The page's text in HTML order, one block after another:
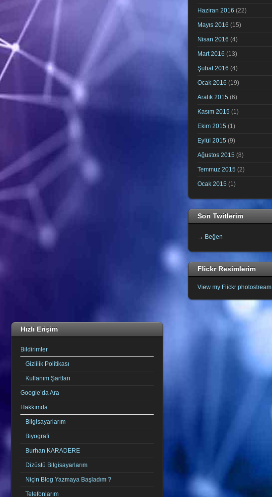
Haziran 2016 (22)
Mayıs 2016 (15)
Nisan 2016 (4)
Mart 2016 (13)
Şubat 2016 (4)
Ocak 2016 (19)
Aralık 2015 (6)
Kasım 2015 (1)
Ekim 2015 (1)
Eylül 2015 (9)
Ağustos 2015 (8)
Temmuz 2015 (2)
Ocak 2015 (1)
Son Twitlerim
→ Beğen
Flickr Resimlerim
View my Flickr photostream
Hızlı Erişim
Bildirimler
Gizlilik Politikası
Kullanım Şartları
Google’da Ara
Hakkımda
Bilgisayarlarım
Biyografi
Burhan KARADERE
Dizüstü Bilgisayarlarım
Niçin Blog Yazmaya Başladım ?
Telefonlarım